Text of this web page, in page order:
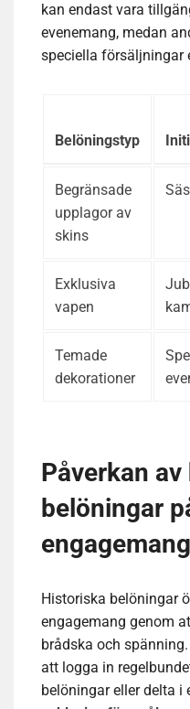
kan endast vara
evenemang, medan
speciella försäljningar
Belöningstyp
Begränsade
upplagor av
skins
Exklusiva
vapen
Temade
dekorationer
Påverkan
belöningar
engagemang
Historiska belöningar
engagemang genom
brådska och
att logga in
belöningar eller delta i